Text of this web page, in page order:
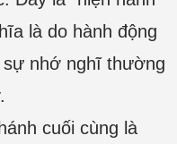
là do hành động
nhớ nghĩ thường
cuối cùng là